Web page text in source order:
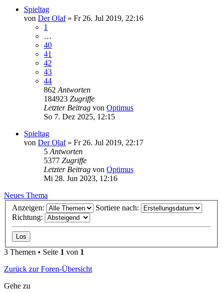
Spieltag
von Der Olaf» Fr 26. Jul 2019, 22:16
1
…
40
41
42
43
44
862 Antworten
184923 Zugriffe
Letzter Beitrag von Optimus
So 7. Dez 2025, 12:15
Spieltag
von Der Olaf» Fr 26. Jul 2019, 22:17
5 Antworten
5377 Zugriffe
Letzter Beitrag von Optimus
Mi 28. Jun 2023, 12:16
Neues Thema
Anzeigen:
Sortiere nach:
Richtung:
3 Themen • Seite 1 von 1
Zurück zur Foren-Übersicht
Gehe zu